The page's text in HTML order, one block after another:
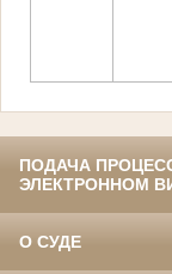
ПОДАЧА
ЭЛЕКТРОННОМ
О СУДЕ